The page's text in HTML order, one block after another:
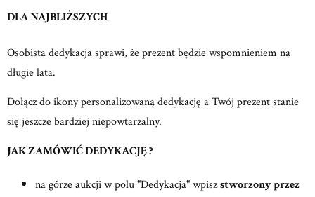
DLA NAJBLIŻSZYCH
Osobista dedykacja sprawi, że prezent będzie wspomnieniem na
długie lata.
Dołącz do ikony personalizowaną dedykację a Twój prezent stanie
się jeszcze bardziej niepowtarzalny.
JAK ZAMÓWIĆ DEDYKACJĘ ?
na górze aukcji w polu "Dedykacja" wpiszstworzony przez